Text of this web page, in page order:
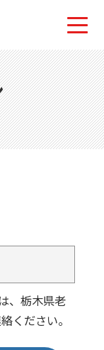
、栃木県老
ください。